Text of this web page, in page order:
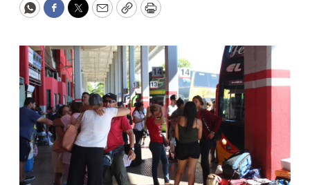
WhatsApp
Facebook
Twitter
EmailCopyPrint